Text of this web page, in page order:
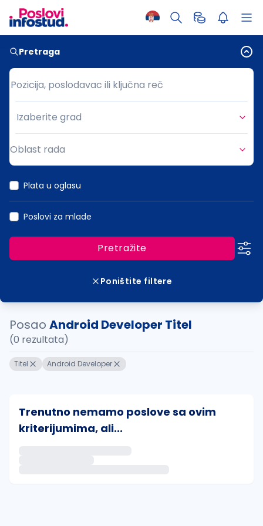
Pretraga
Pozicija, poslodavac ili ključna reč
Pozicija, poslodavac ili ključna reč
Grad
Izaberite grad
Oblast rada
Plata u oglasu
Poslovi za mlade
Pretražite
Poništite filtere
Posao Android Developer Titel
(0 rezultata)
Titel Android Developer
Trenutno nemamo poslove sa ovim
kriterijumima, ali...